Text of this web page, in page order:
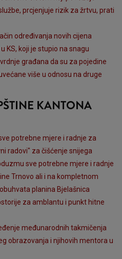
prcjenjuje rizik za žrtvu, prati
određivanja novih cijena
KS, koji je stupio na snagu
građana da su za pojedine
više u odnosu na druge
KANTONA
potrebne mjere i radnje za
radovi" za čišćenje snijega
sve potrebne mjere i radnje
Trnovo ali i na kompletnom
planina Bjelašnica
za amblantu i punkt hitne
međunarodnih takmičenja
obrazovanja i njihovih mentora u